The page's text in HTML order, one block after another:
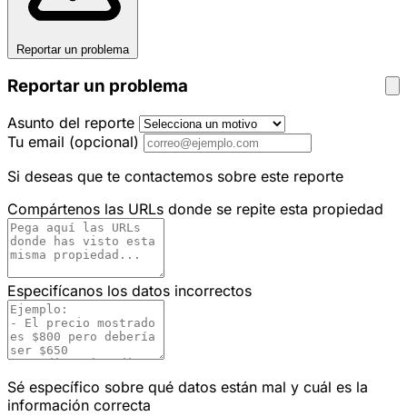
Reportar un problema
Reportar un problema
Asunto del reporte
Tu email (opcional)
Si deseas que te contactemos sobre este reporte
Compártenos las URLs donde se repite esta propiedad
Especifícanos los datos incorrectos
Sé específico sobre qué datos están mal y cuál es la
información correcta